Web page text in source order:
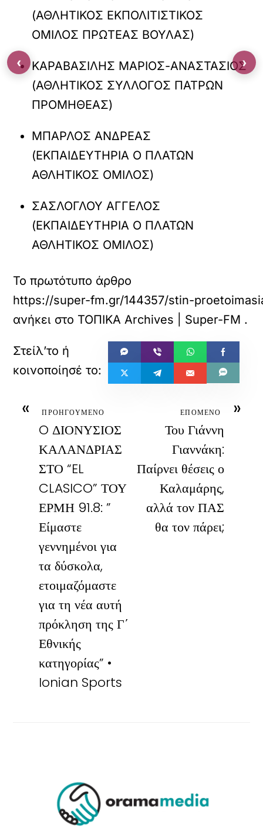
(ΑΘΛΗΤΙΚΟΣ ΕΚΠΟΛΙΤΙΣΤΙΚΟΣ
ΟΜΙΛΟΣ ΠΡΩΤΕΑΣ ΒΟΥΛΑΣ)
ΚΑΡΑΒΑΣΙΛΗΣ ΜΑΡΙΟΣ-ΑΝΑΣΤΑΣΙΟΣ
(ΑΘΛΗΤΙΚΟΣ ΣΥΛΛΟΓΟΣ ΠΑΤΡΩΝ
ΠΡΟΜΗΘΕΑΣ)
ΜΠΑΡΛΟΣ ΑΝΔΡΕΑΣ
(ΕΚΠΑΙΔΕΥΤΗΡΙΑ Ο ΠΛΑΤΩΝ
ΑΘΛΗΤΙΚΟΣ ΟΜΙΛΟΣ)
ΣΑΣΛΟΓΛΟΥ ΑΓΓΕΛΟΣ
(ΕΚΠΑΙΔΕΥΤΗΡΙΑ Ο ΠΛΑΤΩΝ
ΑΘΛΗΤΙΚΟΣ ΟΜΙΛΟΣ)
Το πρωτότυπο άρθρο
https://super-fm.gr/144357/stin-
ανήκει στο ΤΟΠΙΚΑ Archives | Super-FM .
« ΠΡΟΗΓΟΥΜΕΝΟ
O ΔΙΟΝΥΣΙΟΣ
ΚΑΛΑΝΔΡΙΑΣ
ΣΤΟ “EL
CLASICO” ΤΟΥ
ΕΡΜΗ 91.8: ”
Είμαστε
γεννημένοι για
τα δύσκολα,
ετοιμαζόμαστε
για τη νέα αυτή
πρόκληση της Γ΄
Εθνικής
κατηγορίας” •
Ionian Sports
»
ΕΠΟΜΕΝΟ
Του Γιάννη
Γιαννάκη:
Παίρνει θέσεις ο
Καλαμάρης,
αλλά τον ΠΑΣ
θα τον πάρει;
‹ ›